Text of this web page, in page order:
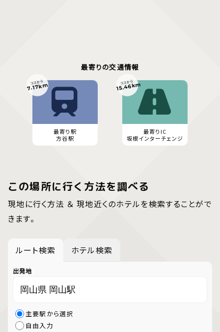
最寄りの交通情報
最寄り駅
方谷駅
ココから
7.17km
最寄りIC
坂根インターチェンジ
ココから
15.46km
この場所に行く方法を調べる
現地に行く方法 ＆ 現地近くのホテルを検索することがで
きます。
ルート検索 ホテル検索
出発地
主要駅から選択
自由入力